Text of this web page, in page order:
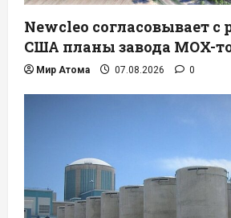
Newcleo согласовывает с
США планы завода MOX-
Мир Атома 07.08.2026 0